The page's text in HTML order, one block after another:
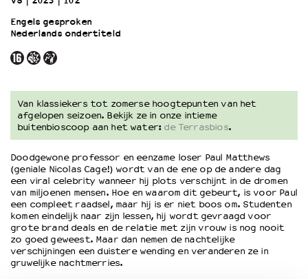
OVER LANTARENVENSTER
Wat we doen
Word vriend
Historie
Huisregels
Privacyverklaring
Integriteits- en gedragscode
Duurzaamheid
Culturele boycot Israël
Ruimte voor artistieke vrijheid – VNPF
Engels gesproken
Nederlands ondertiteld
Van klassiekers tot zomerse hoogtepunten van het
afgelopen seizoen. Bekijk ze in onze intieme
buitenbioscoop aan het water: de Terrasbios.
Doodgewone professor en eenzame loser Paul Matthews
(geniale Nicolas Cage!) wordt van de ene op de andere dag
een viral celebrity wanneer hij plots verschijnt in de dromen
van miljoenen mensen. Hoe en waarom dit gebeurt, is voor Paul
een compleet raadsel, maar hij is er niet boos om. Studenten
komen eindelijk naar zijn lessen, hij wordt gevraagd voor
grote brand deals en de relatie met zijn vrouw is nog nooit
zo goed geweest. Maar dan nemen de nachtelijke
verschijningen een duistere wending en veranderen ze in
gruwelijke nachtmerries.